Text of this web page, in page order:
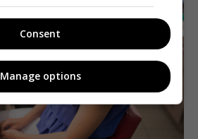
Consent
Manage options